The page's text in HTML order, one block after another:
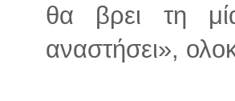
θα βρει τη
αναστήσει»,